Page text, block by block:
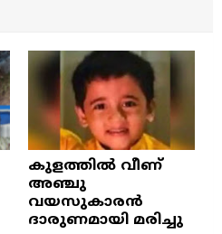
കുളത്തില്‍ വീണ്
അഞ്ചു
വയസുകാരന്‍
ദാരുണമായി മരിച്ചു